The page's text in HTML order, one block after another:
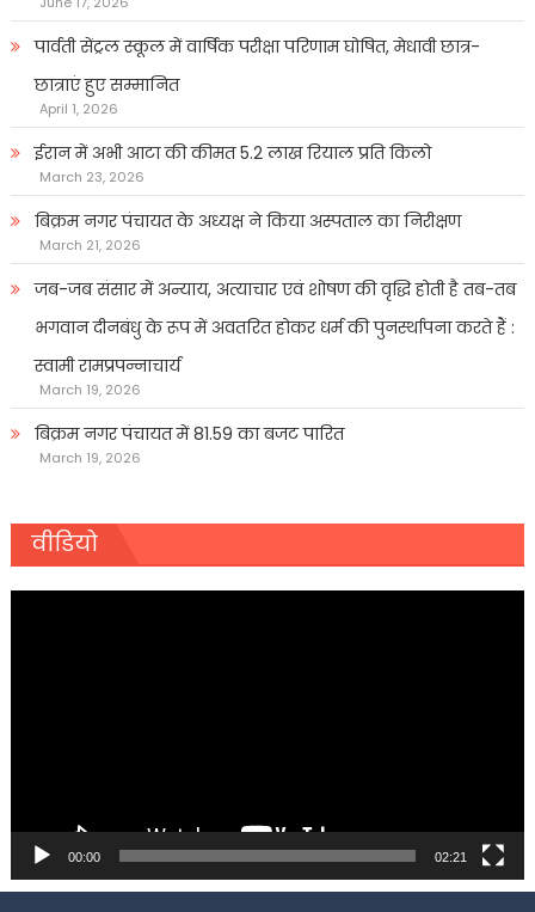
पार्वती सेंट्रल स्कूल में वार्षिक परीक्षा परिणाम घोषित, मेधावी छात्र-
छात्राएं हुए सम्मानित
April 1, 2026
ईरान में अभी आटा की कीमत 5.2 लाख रियाल प्रति किलो
March 23, 2026
बिक्रम नगर पंचायत के अध्यक्ष ने किया अस्पताल का निरीक्षण
March 21, 2026
जब-जब संसार में अन्याय, अत्याचार एवं शोषण की वृद्धि होती है तब-तब
भगवान दीनबंधु के रूप में अवतरित होकर धर्म की पुनर्स्थापना करते हैं :
स्वामी रामप्रपन्नाचार्य
March 19, 2026
बिक्रम नगर पंचायत में 81.59 का बजट पारित
March 19, 2026
वीडियो
00:00 02:21